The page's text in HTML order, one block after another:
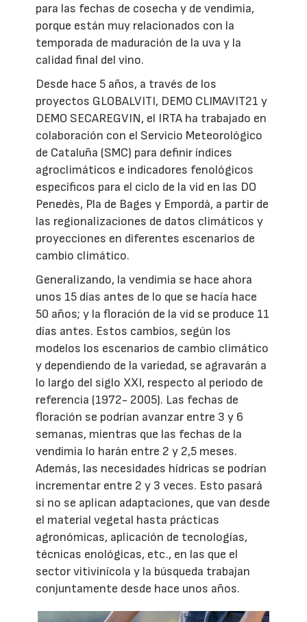
para las fechas de cosecha y de vendimia,
porque están muy relacionados con la
temporada de maduración de la uva y la
calidad final del vino.
Desde hace 5 años, a través de los
proyectos GLOBALVITI, DEMO CLIMAVIT21 y
DEMO SECAREGVIN, el IRTA ha trabajado en
colaboración con el Servicio Meteorológico
de Cataluña (SMC) para definir índices
agroclimáticos e indicadores fenológicos
específicos para el ciclo de la vid en las DO
Penedès, Pla de Bages y Empordà, a partir de
las regionalizaciones de datos climáticos y
proyecciones en diferentes escenarios de
cambio climático.
Generalizando, la vendimia se hace ahora
unos 15 días antes de lo que se hacía hace
50 años; y la floración de la vid se produce 11
días antes. Estos cambios, según los
modelos los escenarios de cambio climático
y dependiendo de la variedad, se agravarán a
lo largo del siglo XXI, respecto al periodo de
referencia (1972- 2005). Las fechas de
floración se podrían avanzar entre 3 y 6
semanas, mientras que las fechas de la
vendimia lo harán entre 2 y 2,5 meses.
Además, las necesidades hídricas se podrían
incrementar entre 2 y 3 veces. Esto pasará
si no se aplican adaptaciones, que van desde
el material vegetal hasta prácticas
agronómicas, aplicación de tecnologías,
técnicas enológicas, etc., en las que el
sector vitivinícola y la búsqueda trabajan
conjuntamente desde hace unos años.